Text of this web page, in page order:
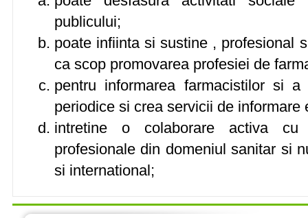
publicului;
poate infiinta si sustine , profesional
ca scop promovarea profesiei de
pentru informarea farmacistilor si
periodice si crea servicii de informare
intretine o colaborare activa
profesionale din domeniul sanitar si
si international;